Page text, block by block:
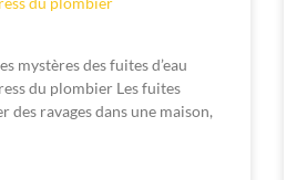
mystères des fuites d’eau
du plombier Les fuites
des ravages dans une maison,